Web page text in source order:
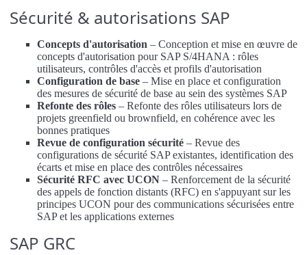
Sécurité & autorisations SAP
Concepts d'autorisation – Conception et mise en œuvre de
concepts d'autorisation pour SAP S/4HANA : rôles
utilisateurs, contrôles d'accès et profils d'autorisation
Configuration de base– Mise en place et configuration
des mesures de sécurité de base au sein des systèmes SAP
Refonte des rôles– Refonte des rôles utilisateurs lors de
projets greenfield ou brownfield, en cohérence avec les
bonnes pratiques
Revue de configuration sécurité– Revue des
configurations de sécurité SAP existantes, identification des
écarts et mise en place des contrôles nécessaires
Sécurité RFC avec UCON– Renforcement de la sécurité
des appels de fonction distants (RFC) en s'appuyant sur les
principes UCON pour des communications sécurisées entre
SAP et les applications externes
SAP GRC